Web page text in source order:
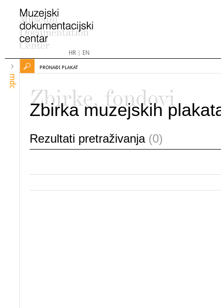
HR| EN
mdc
PRONAĐI PLAKAT
Zbirke, fondovi
Zbirka muzejskih
Rezultati pretraživanja (0)